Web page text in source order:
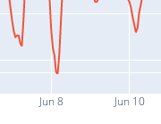
Jun 8 Jun 10